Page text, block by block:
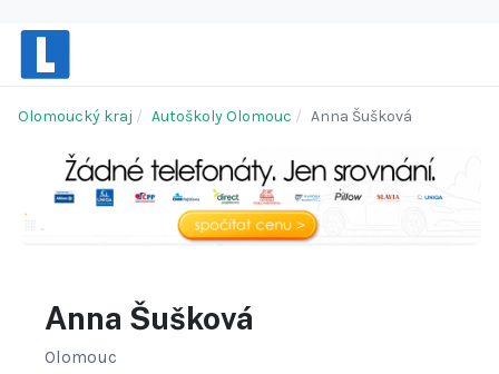
Olomoucký kraj Autoškoly Olomouc Anna Šušková
Anna Šušková
Olomouc